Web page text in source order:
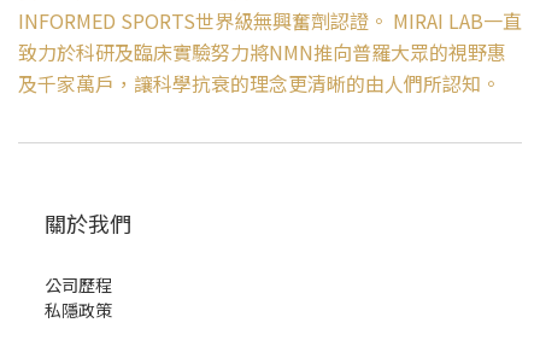
INFORMED SPORTS世界級無興奮劑認證。 MIRAI LAB一直
致力於科研及臨床實驗努力將NMN推向普羅大眾的視野惠
及千家萬戶，讓科學抗衰的理念更清晰的由人們所認知。
關於我們
公司歷程
私隱政策